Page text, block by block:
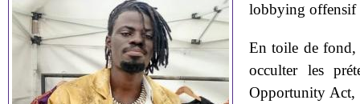
lobbying offensif
En toile de fond,
occulter les
Opportunity Act,